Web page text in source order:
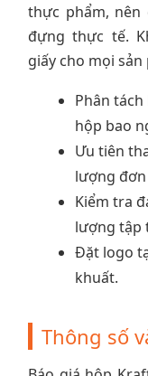
thực phẩm,
đựng thực tế.
giấy cho mọi
Phân
hộp bao
Ưu tiên
lượng
Kiểm tra
lượng tập
Đặt logo
khuất.
Thông số